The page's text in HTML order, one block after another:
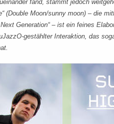
fand, stammt jedoch
(Double Moon/sunny moon) – die
Generation“ – ist ein feines
gestählter Interaktion, das